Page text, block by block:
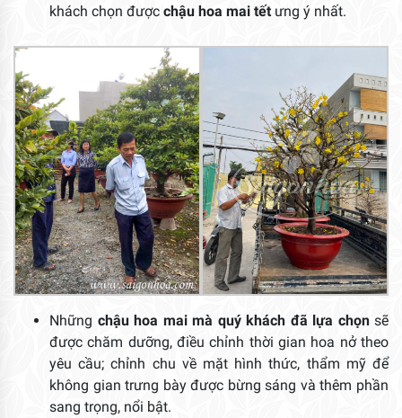
khách chọn được chậu hoa mai tếtưng ý nhất.
Những chậu hoa mai mà quý khách đã lựa chọnsẽ
được chăm dưỡng, điều chỉnh thời gian hoa nở theo
yêu cầu; chỉnh chu về mặt hình thức, thẩm mỹ để
không gian trưng bày được bừng sáng và thêm phần
sang trọng, nổi bật.